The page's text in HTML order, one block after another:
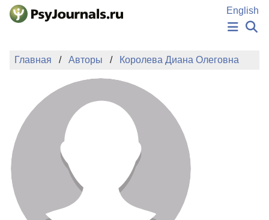
Перейти к основному содержанию
English
НОВОСТИ
АВТОРЫ
ПОДАТЬ РУКОПИСЬ
БАЗА ЗНАНИЙ
КЛЮЧЕВЫЕ СЛОВА
Регистрация
Главная Авторы Королева Диана Олеговна